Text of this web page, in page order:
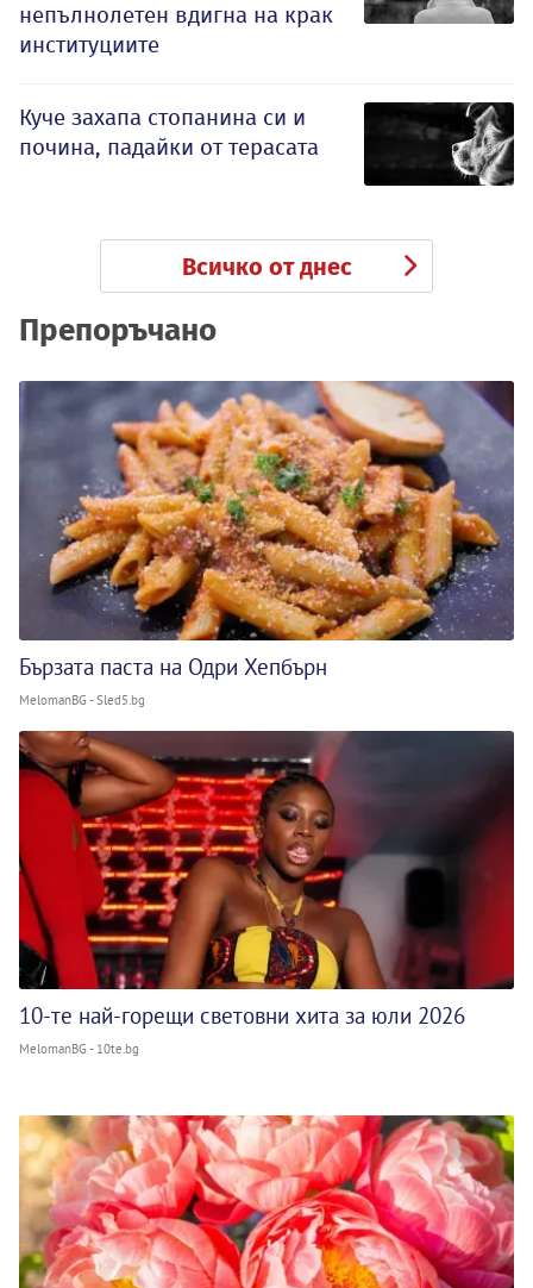
непълнолетен вдигна на крак
институциите
Куче захапа стопанина си и
почина, падайки от терасата
Всичко от днес
Препоръчано
Бързата паста на Одри Хепбърн
MelomanBG - Sled5.bg
10-те най-горещи световни хита за юли 2026
MelomanBG - 10te.bg